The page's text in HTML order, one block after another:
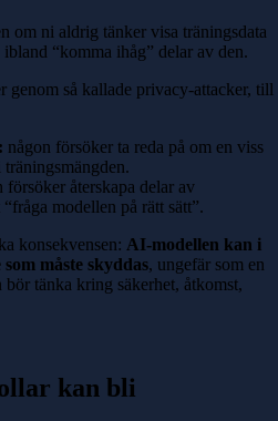
om ni aldrig tänker visa träningsdata
“komma ihåg” delar av den.
genom så kallade privacy-attacker, till
någon försöker ta reda på om en viss
träningsmängden.
försöker återskapa delar av
modellen på rätt sätt”.
konsekvensen: AI-modellen kan i
måste skyddas, ungefär som en
tänka kring säkerhet, åtkomst,
kan bli